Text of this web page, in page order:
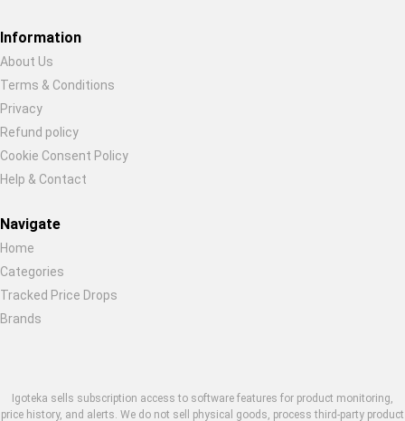
Restore previous
Information
About Us
Terms & Conditions
Privacy
Refund policy
Cookie Consent Policy
Help & Contact
Navigate
Home
Categories
Tracked Price Drops
Brands
Igoteka sells subscription access to software features for product monitoring,
price history, and alerts. We do not sell physical goods, process third-party product